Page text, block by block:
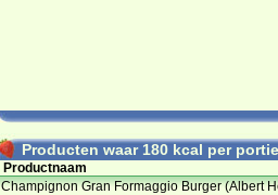
Producten waar 180 kcal per
Productnaam
Champignon Gran Formaggio Burger (Albert